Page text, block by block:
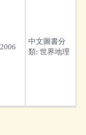
2006
中文圖書分
類: 世界地理